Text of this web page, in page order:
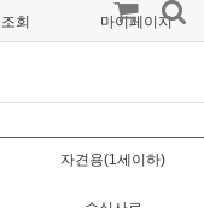
회 마이페이지
자견용(1세이하)